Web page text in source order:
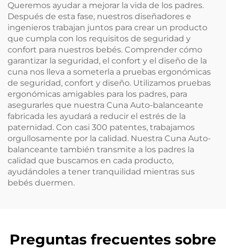
Queremos ayudar a mejorar la vida de los padres.
Después de esta fase, nuestros diseñadores e
ingenieros trabajan juntos para crear un producto
que cumpla con los requisitos de seguridad y
confort para nuestros bebés. Comprender cómo
garantizar la seguridad, el confort y el diseño de la
cuna nos lleva a someterla a pruebas ergonómicas
de seguridad, confort y diseño. Utilizamos pruebas
ergonómicas amigables para los padres, para
asegurarles que nuestra Cuna Auto-balanceante
fabricada les ayudará a reducir el estrés de la
paternidad. Con casi 300 patentes, trabajamos
orgullosamente por la calidad. Nuestra Cuna Auto-
balanceante también transmite a los padres la
calidad que buscamos en cada producto,
ayudándoles a tener tranquilidad mientras sus
bebés duermen.
Preguntas frecuentes sobre